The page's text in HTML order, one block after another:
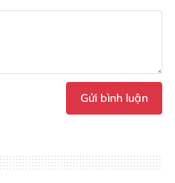
Gửi bình luận